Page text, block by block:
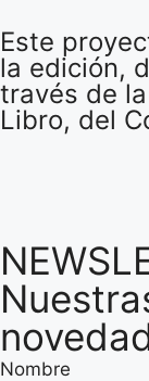
Este
la edición,
través de
Libro, del
Nombre